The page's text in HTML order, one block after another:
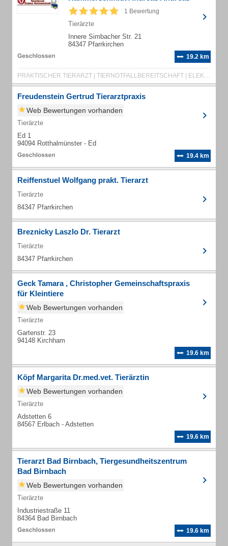
1 Bewertung
Tierärzte
Innere Simbacher Str. 21
84347 Pfarrkirchen
19.2 km
PRAKTISCHER TIERARZT | TIERNOTFALLBEREITSCHAFT | ELEKTRONISCHE TIERKENNZEICHNUNG | ÄRZTE | TIERÄRZTE
Freudenstein Gertrud Tierarztpraxis
Web Bewertungen vorhanden
Tierärzte
Ed 1
94094 Rotthalmünster - Ed
19.4 km
Reiffenstuel Wolfgang prakt. Tierarzt
Tierärzte
84347 Pfarrkirchen
Breznicky Laszlo Dr. Tierarzt
Tierärzte
84347 Pfarrkirchen
Geck Tamara , Christopher Gemeinschaftspraxis
für Kleintiere
Web Bewertungen vorhanden
Tierärzte
Gartenstr. 23
94148 Kirchham
19.6 km
Köpf Margarita Dr.med.vet. Tierärztin
Web Bewertungen vorhanden
Tierärzte
Adstetten 6
84567 Erlbach - Adstetten
19.6 km
Tierarzt Bad Birnbach, Tiergesundheitszentrum
Bad Birnbach
Web Bewertungen vorhanden
Tierärzte
Industriestraße 11
84364 Bad Birnbach
19.6 km